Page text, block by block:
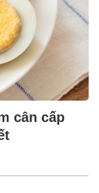
cân cấp